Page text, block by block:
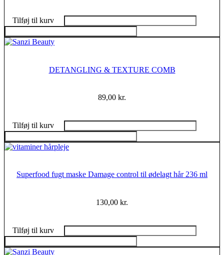
Tilføj til kurv
DETANGLING & TEXTURE COMB
89,00 kr.
Tilføj til kurv
Superfood fugt maske Damage control til ødelagt hår 236 ml
130,00 kr.
Tilføj til kurv